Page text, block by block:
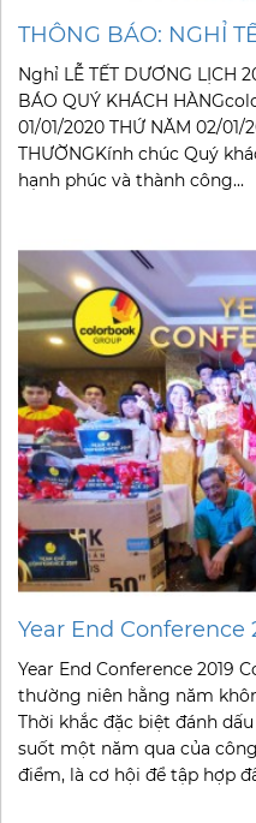
THÔNG BÁO: NGHỈ
Nghỉ LỄ TẾT DƯƠNG LỊCH
BÁO QUÝ KHÁCH
01/01/2020 THỨ NĂM 02/01/
THƯỜNGKính chúc Quý
hạnh phúc và thành công...
Year End Conference
Year End Conference 2019
thường niên hằng năm
Thời khắc đặc biệt đánh
suốt một năm qua của
điểm, là cơ hội để tập hợp